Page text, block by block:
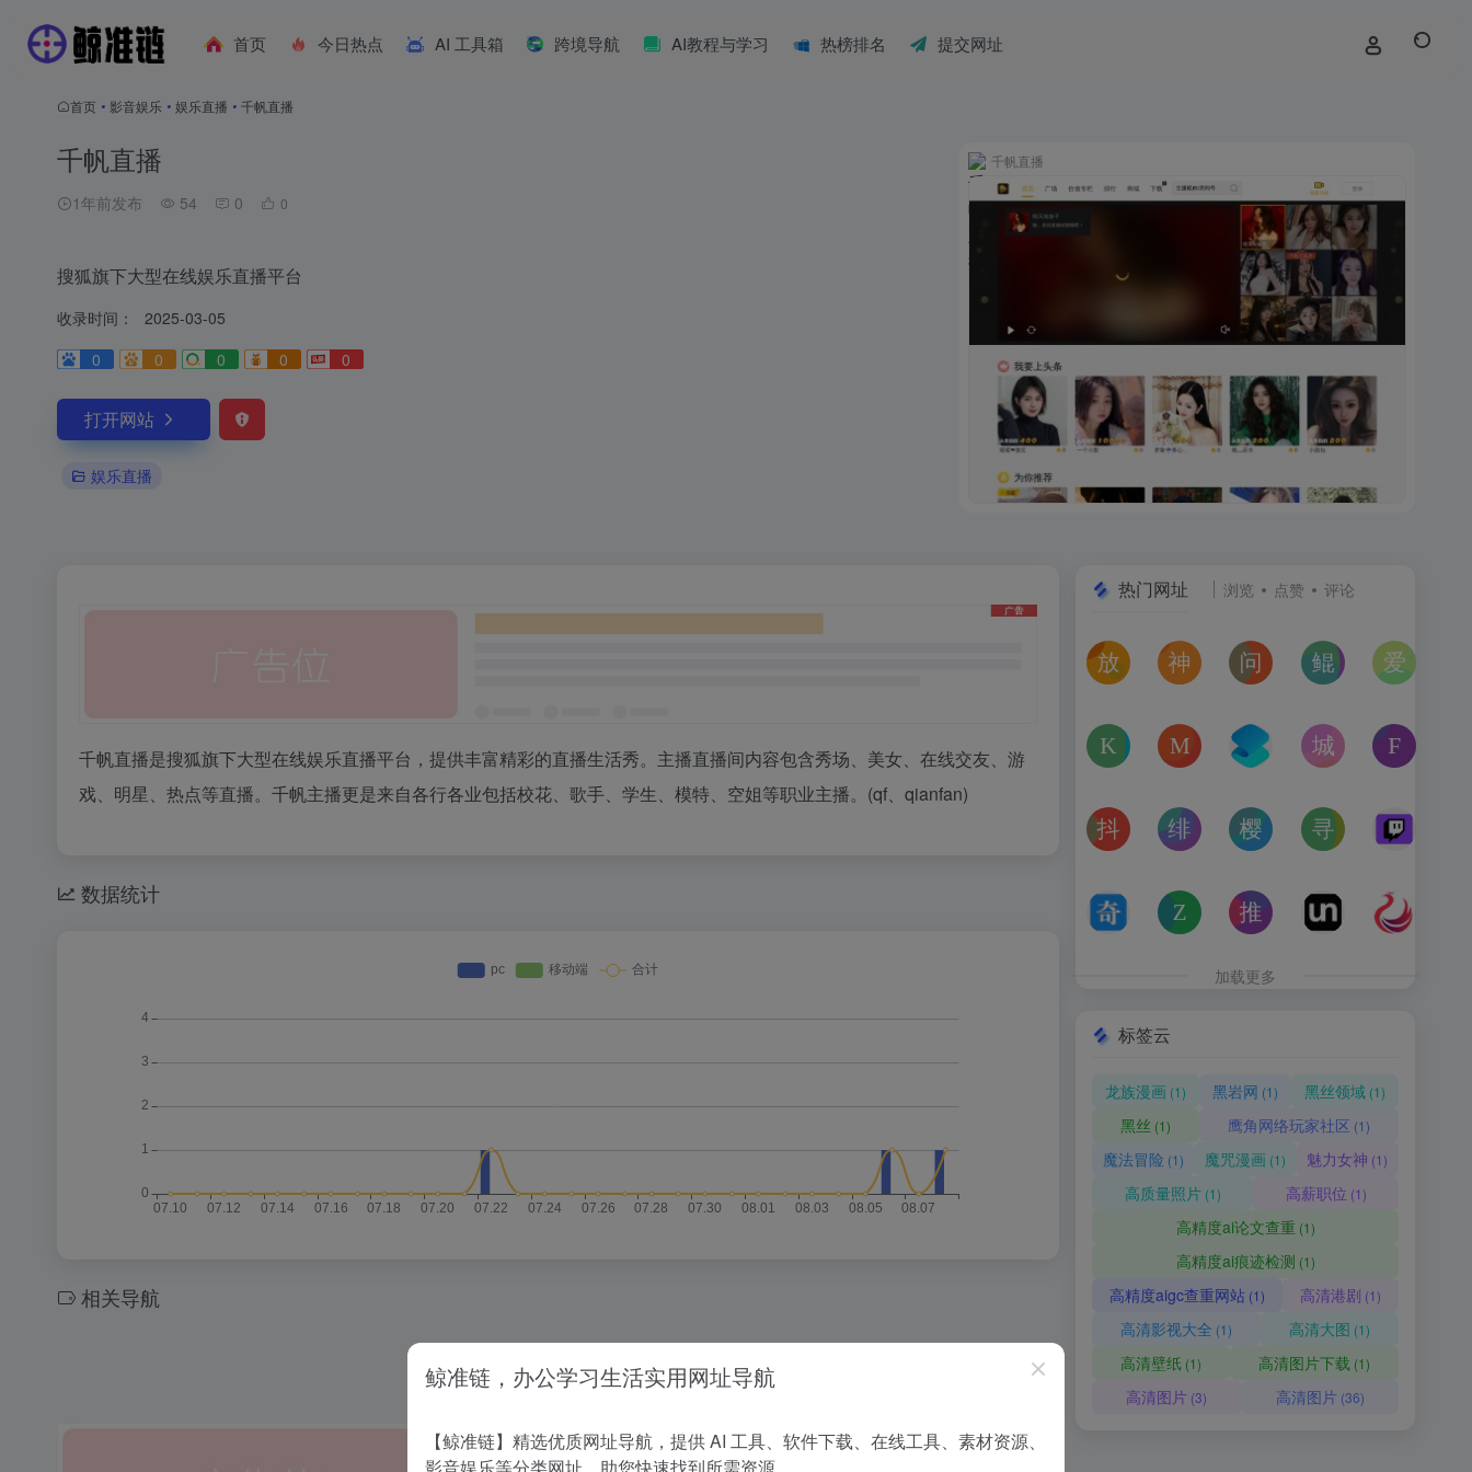
首页 今日热点 AI 工具箱 跨境导航 AI教程与学习 热榜排名 提交网址
首页 • 影音娱乐 • 娱乐直播 • 千帆直播
千帆直播
1年前发布 54 0 0
搜狐旗下大型在线娱乐直播平台
收录时间：
2025-03-05
0
0 0 0 0
打开网站
娱乐直播
千帆直播
千帆直播是搜狐旗下大型在线娱乐直播平台，提供丰富精彩的直播生活秀。主播直播间内容包含秀场、美女、在线交友、游
戏、明星、热点等直播。千帆主播更是来自各行各业包括校花、歌手、学生、模特、空姐等职业主播。(qf、qianfan)
数据统计
相关导航
没有相关内容!
热门网址 浏览 点赞 评论
放屁音乐网
在线免费下载全网MP3付费歌曲
神仙代售
神仙代售，专注于游戏账号交易平台多年
问卷星
免费使用问卷星创建问卷调查
鲲Galgame论坛
一个专注于二次元
kagurafan
游戏补丁分享网站
MCBBS
MCBBS我的世界中文论坛官网入口
转换云
转换云（
城市交通健康榜
高德地图中国主要
抖音课堂
抖音旗下综合学习平台，覆盖抖音、今日头条、西瓜视
绯月论坛
绯月是一个以动漫、游戏、音乐、绘画等为
樱之空动漫
樱之空动漫是一个专为动漫爱
寻宝天行
完美世界官方授权
奇书网
TXT电子书免费下载,TXT全集下载,小说TXT下载,全本完
Zoom Earth
Zoom Earth风暴追踪器，实时天气和卫星图
推次元
推次元a2cy.com(T站)是以
Unblast – 免费
Unblast是免费设
加载更多
标签云
龙族漫画 (1) 黑岩网 (1) 黑丝领域 (1)
黑丝 (1) 鹰角网络玩家社区 (1)
魔法冒险 (1) 魔咒漫画(1) 魅力女神 (1)
高质量照片(1) 高薪职位 (1)
高精度ai论文查重(1)
高精度ai痕迹检测 (1)
高精度aigc查重网站 (1) 高清港剧 (1)
高清影视大全 (1) 高清大图 (1)
高清壁纸 (1) 高清图片下载 (1)
高清图片 (3) 高清图片(36)
鲸准链，办公学习生活实用网址导航
【鲸准链】精选优质网址导航，提供 AI 工具、软件下载、在线工具、素材资源、
影音娱乐等分类网址，助您快速找到所需资源。